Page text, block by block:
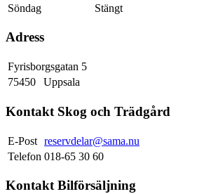
Söndag
Stängt
Adress
Fyrisborgsgatan 5
75450
Uppsala
Kontakt Skog och Trädgård
E-Post reservdelar@sama.nu
Telefon 018-65 30 60
Kontakt Bilförsäljning